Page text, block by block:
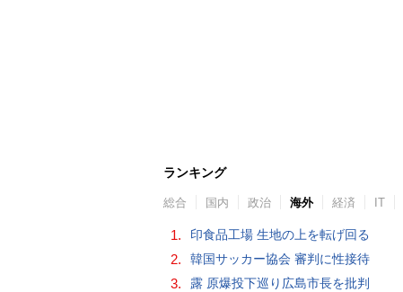
ランキング
総合 国内 政治 海外 経済 IT
1. 印食品工場 生地の上を転げ回る
2. 韓国サッカー協会 審判に性接待
3. 露 原爆投下巡り広島市長を批判